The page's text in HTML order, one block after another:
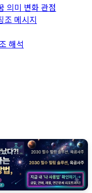
의미 변화 관점
조 메시지
해석